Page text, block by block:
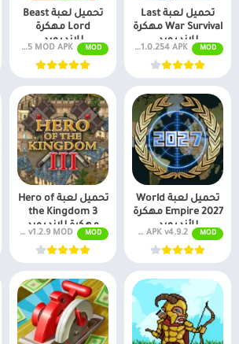
تحميل لعبة Last
War Survival مهكرة
للاندرويد
MOD v1.0.254 APK (مضاعف لعبة السرعة)
تحميل لعبة Beast
Lord مهكرة
للاندرويد
MOD v1.0.35 MOD APK [أموال غير محدودة / مفتوح]
تحميل لعبة World
Empire 2027 مهكرة
للأندرويد
MOD MOD APK v4.9.2 (أموال / رموز غير محدودة)
تحميل لعبة Hero of
the Kingdom 3
مهكرة للاندرويد
MOD Kingdom III v1.2.9 MOD (النسخة الكاملة) APK مجانًا